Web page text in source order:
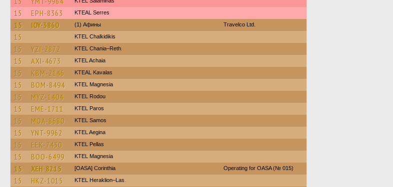
15 EPH-8363 KTEAL Serres
15 IOY-3860 (1) Афины Travelco Ltd.
15 ΚΤΕL Chalkidikis
15 YZI-2872 KTEL Chania–Reth.
15 AXI-4673 KTEL Achaia
15 KBM-2146 KTEAL Kavalas
15 BOM-8494 ΚΤΕL Magnesia
15 MYZ-1404 ΚΤΕL Rodou
15 EME-1711 KTEL Paros
15 MOA-8680 KTEL Samos
15 YNT-9962 KTEL Aegina
15 EEK-7430 KTEL Pellas
15 BOO-6499 ΚΤΕL Magnesia
15 XEH-8215 [OASA] Corinthia Operating for OASA (№ 015)
15 HKZ-1015 KTEL Heraklion–Las.